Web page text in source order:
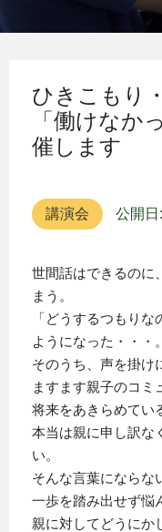
ひきこもり
「働けなか
催します
講演会 公開
世間話はできるのに
まう。
「どうするつもり
ようになった・・・。
そのうち、声を掛け
ますます親子のコミ
将来をあきらめてい
本当は親に申し訳な
い。
そんな言葉にならな
一歩を踏み出せず悩
親に対してどうにか